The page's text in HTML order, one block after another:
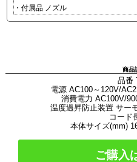
・付属品 ノズル
商品
品番
電源 AC100～120V/
消費電力 AC100V/
温度過昇防止装置 サー
コード
本体サイズ(mm)
ご購入